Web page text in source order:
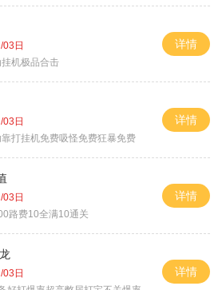
03日
挂机极品合击
详情
03日
打挂机免费吸怪免费狂暴免费
详情
03日
路费10全满10通关
详情
03日
详情